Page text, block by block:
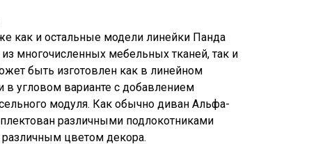
как и остальные модели линейки Панда
из многочисленных мебельных тканей, так и
быть изготовлен как в линейном
в угловом варианте с добавлением
модуля. Как обычно диван Альфа-
различными подлокотниками
различным цветом декора.